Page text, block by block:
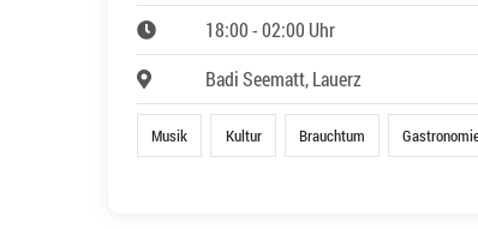
18:00 - 02:00 Uhr
Badi Seematt, Lauerz
Musik Kultur Brauchtum